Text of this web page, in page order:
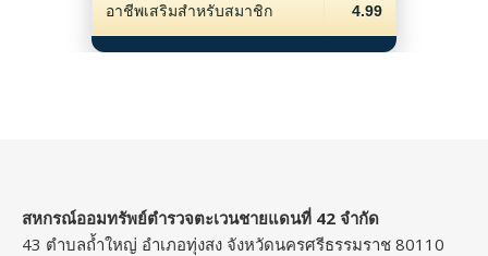
อาชีพเสริมสำหรับสมาชิก 4.99
สหกรณ์ออมทรัพย์ตำรวจตะเวนชายแดนที่ 42 จำกัด
43 ตำบลถ้ำใหญ่ อำเภอทุ่งสง จังหวัดนครศรีธรรมราช 80110